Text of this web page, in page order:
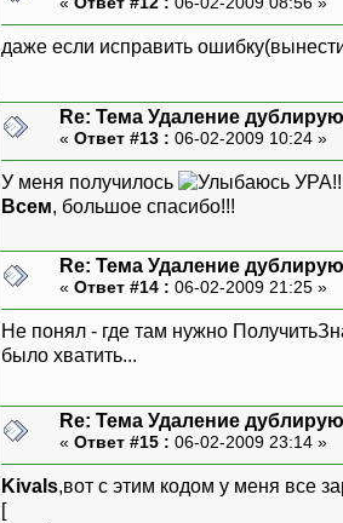
даже если исправить
Re: Тема Удаление
« Ответ #13 : 06-02-2009 10:24 »
У меня получилось
Всем, большое спасибо!!!
Re: Тема Удаление
« Ответ #14 : 06-02-2009 21:25 »
Не понял - где там нужно
было хватить...
Re: Тема Удаление
« Ответ #15 : 06-02-2009 23:14 »
Kivals,вот с этим кодом у меня все
[